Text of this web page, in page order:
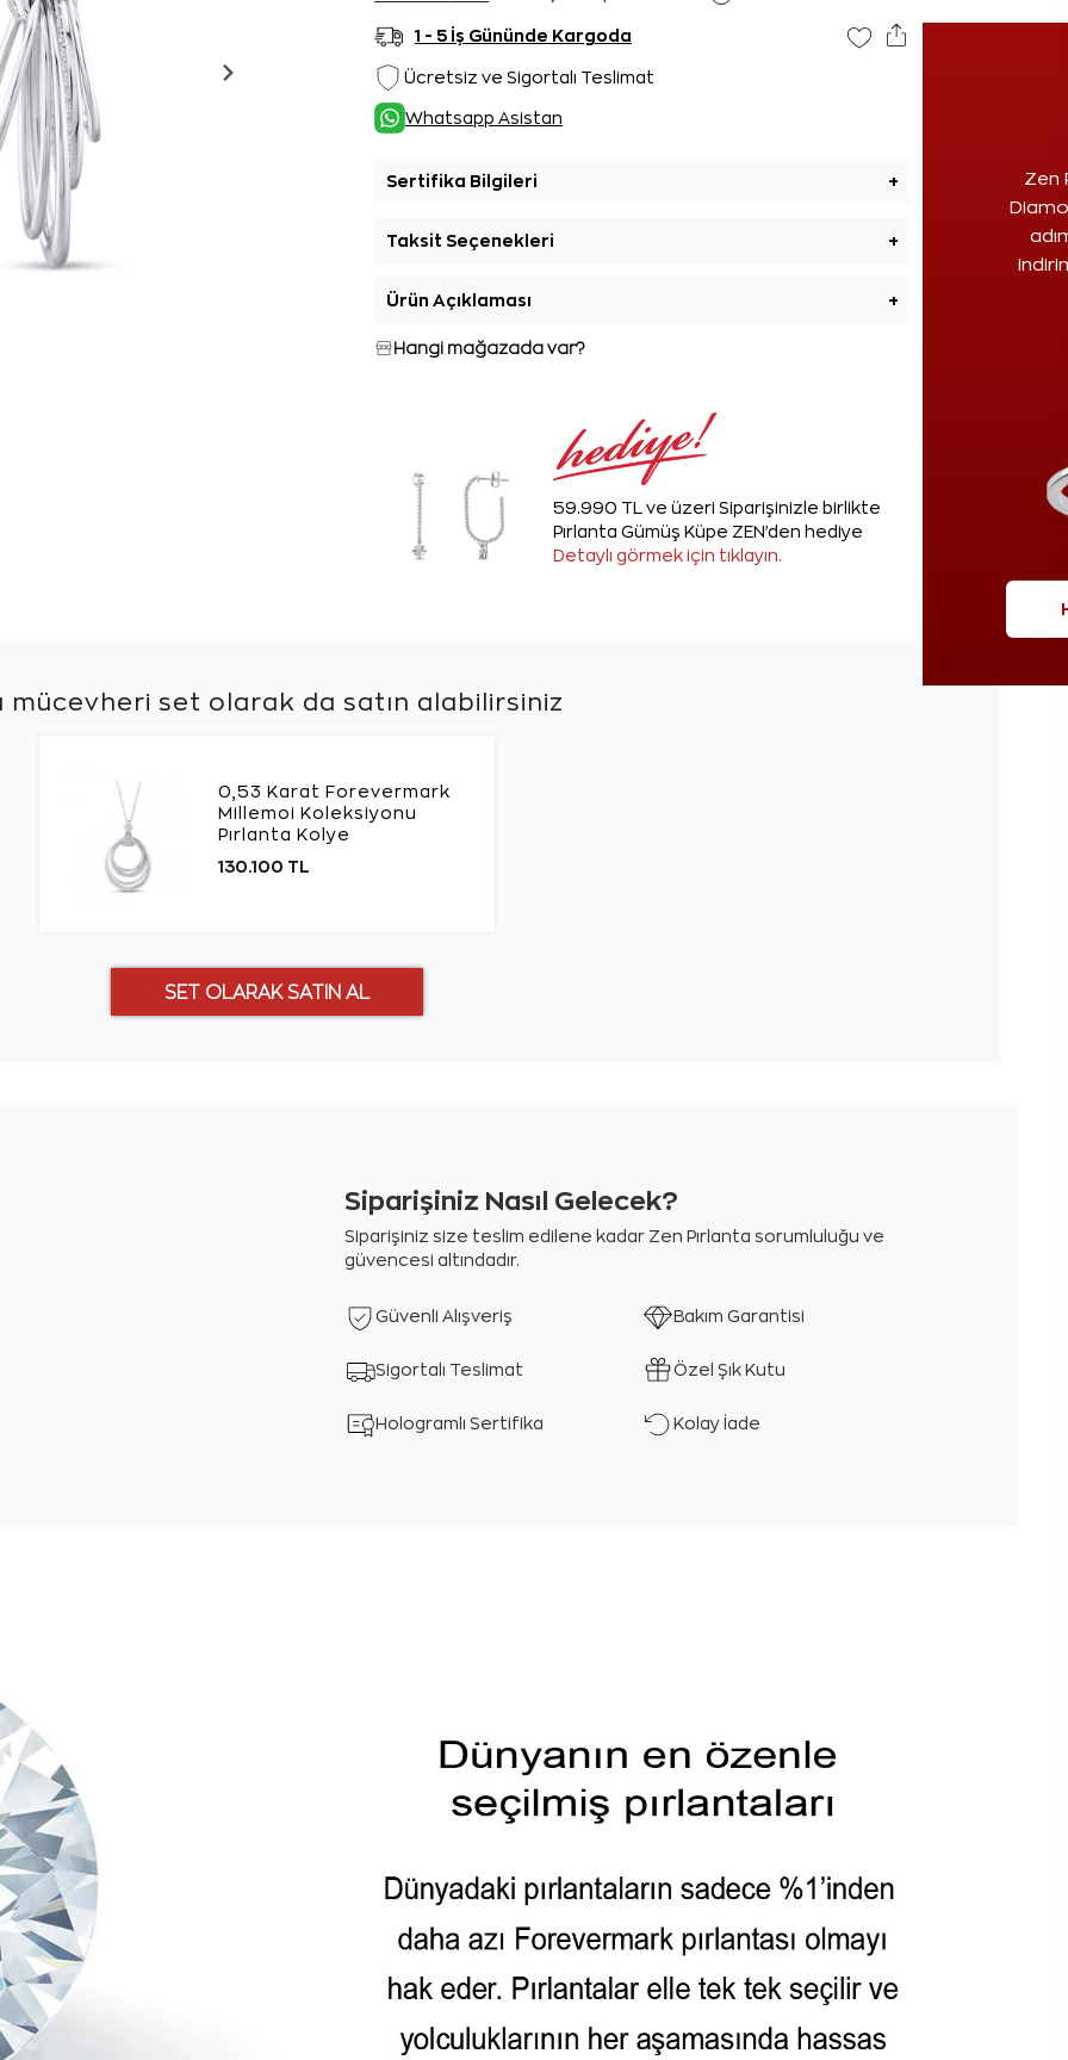
Zen
1 - 5 İş Gününde Kargoda
Ücretsiz ve Sigortalı Teslimat
Whatsapp Asistan
Sertifika Bilgileri +
Taksit Seçenekleri +
Ürün Açıklaması +
Hangi mağazada var?
59.990 TL ve üzeri Siparişinizle birlikte
Pırlanta Gümüş Küpe ZEN'den hediye
Detaylı görmek için tıklayın.
mücevheri set olarak da satın alabilirsiniz
0,53 Karat Forevermark
Millemoi Koleksiyonu
Pırlanta Kolye
130.100 TL
Siparişiniz Nasıl Gelecek?
Siparişiniz size teslim edilene kadar Zen Pırlanta sorumluluğu ve
güvencesi altındadır.
Güvenli Alışveriş Bakım Garantisi
Sigortalı Teslimat Özel Şık Kutu
Hologramlı Sertifika Kolay İade